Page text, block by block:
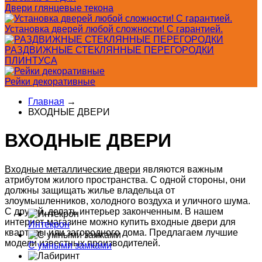
Двери глянцевые текона
Установка дверей любой сложности! С гарантией.
РАЗДВИЖНЫЕ СТЕКЛЯННЫЕ ПЕРЕГОРОДКИ
ПЛИНТУСА
Рейки декоративные
Главная →
ВХОДНЫЕ ДВЕРИ
ВХОДНЫЕ ДВЕРИ
Входные металлические двери являются важным
атрибутом жилого пространства. С одной стороны, они
должны защищать жилье владельца от
злоумышленников, холодного воздуха и уличного шума.
С другой, делать интерьер законченным. В нашем
интернет-магазине можно купить входные двери для
квартиры или загородного дома. Предлагаем лучшие
модели известных производителей.
Интекрон
С умными замками